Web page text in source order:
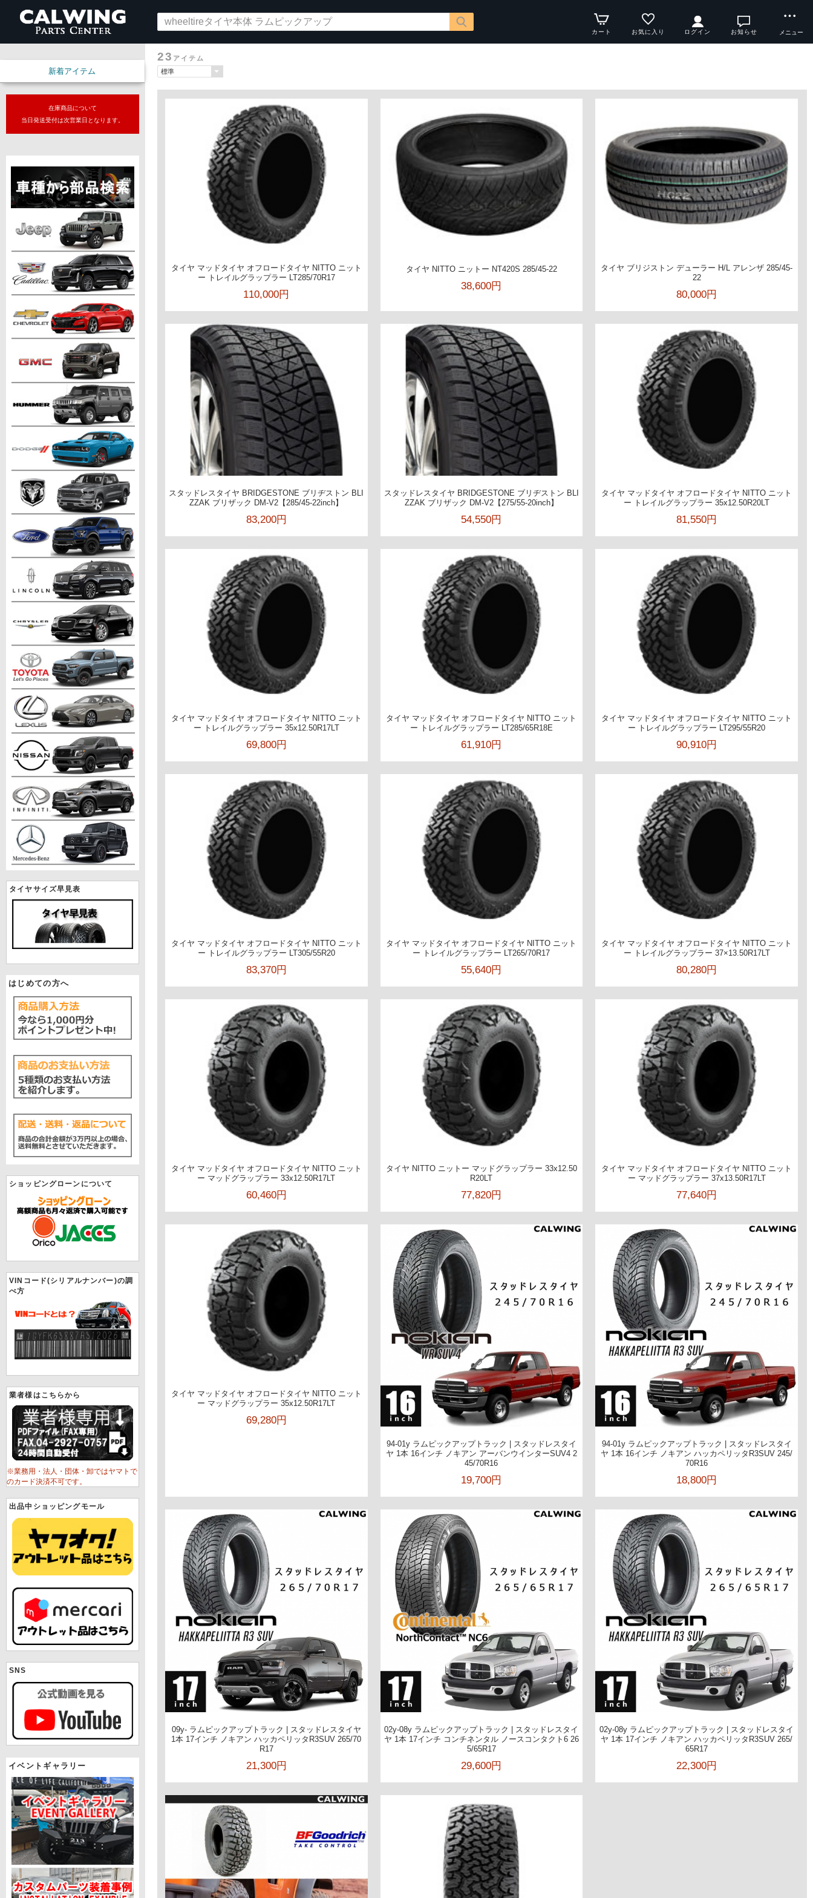
カート お気に入り ログイン お知らせ メニュー
新着アイテム
在庫商品について
当日発送受付は次営業日となります。
タイヤサイズ早見表
はじめての方へ
ショッピングローンについて
VINコード(シリアルナンバー)の調
べ方
業者様はこちらから
※業務用・法人・団体・卸ではヤマトで
のカード決済不可です。
出品中ショッピングモール
SNS
イベントギャラリー
23 アイテム
タイヤ マッドタイヤ オフロードタイヤ NITTO ニット
ー トレイルグラップラー LT285/70R17
110,000円
タイヤ NITTO ニットー NT420S 285/45-22
38,600円
タイヤ ブリジストン デューラー H/L アレンザ 285/45-
22
80,000円
スタッドレスタイヤ BRIDGESTONE ブリヂストン BLI
ZZAK ブリザック DM-V2【285/45-22inch】
83,200円
スタッドレスタイヤ BRIDGESTONE ブリヂストン BLI
ZZAK ブリザック DM-V2【275/55-20inch】
54,550円
タイヤ マッドタイヤ オフロードタイヤ NITTO ニット
ー トレイルグラップラー 35x12.50R20LT
81,550円
タイヤ マッドタイヤ オフロードタイヤ NITTO ニット
ー トレイルグラップラー 35x12.50R17LT
69,800円
タイヤ マッドタイヤ オフロードタイヤ NITTO ニット
ー トレイルグラップラー LT285/65R18E
61,910円
タイヤ マッドタイヤ オフロードタイヤ NITTO ニット
ー トレイルグラップラー LT295/55R20
90,910円
タイヤ マッドタイヤ オフロードタイヤ NITTO ニット
ー トレイルグラップラー LT305/55R20
83,370円
タイヤ マッドタイヤ オフロードタイヤ NITTO ニット
ー トレイルグラップラー LT265/70R17
55,640円
タイヤ マッドタイヤ オフロードタイヤ NITTO ニット
ー トレイルグラップラー 37×13.50R17LT
80,280円
タイヤ マッドタイヤ オフロードタイヤ NITTO ニット
ー マッドグラップラー 33x12.50R17LT
60,460円
タイヤ NITTO ニットー マッドグラップラー 33x12.50
R20LT
77,820円
タイヤ マッドタイヤ オフロードタイヤ NITTO ニット
ー マッドグラップラー 37x13.50R17LT
77,640円
タイヤ マッドタイヤ オフロードタイヤ NITTO ニット
ー マッドグラップラー 35x12.50R17LT
69,280円
94-01y ラムピックアップトラック | スタッドレスタイ
ヤ 1本 16インチ ノキアン アーバンウインターSUV4 2
45/70R16
19,700円
94-01y ラムピックアップトラック | スタッドレスタイ
ヤ 1本 16インチ ノキアン ハッカペリッタR3SUV 245/
70R16
18,800円
09y- ラムピックアップトラック | スタッドレスタイヤ
1本 17インチ ノキアン ハッカペリッタR3SUV 265/70
R17
21,300円
02y-08y ラムピックアップトラック | スタッドレスタイ
ヤ 1本 17インチ コンチネンタル ノースコンタクト6 26
5/65R17
29,600円
02y-08y ラムピックアップトラック | スタッドレスタイ
ヤ 1本 17インチ ノキアン ハッカペリッタR3SUV 265/
65R17
22,300円